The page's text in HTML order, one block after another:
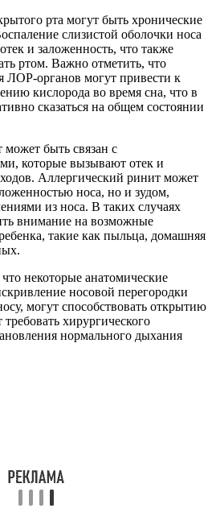
рта могут быть хронические
слизистой оболочки носа
и заложенность, что также
ртом. Важно отметить, что
ЛОР-органов могут привести к
кислорода во время сна, что в
сказаться на общем состоянии
быть связан с
которые вызывают отек и
Аллергический ринит может
носа, но и зудом,
из носа. В таких случаях
внимание на возможные
такие как пыльца, домашняя
некоторые анатомические
носовой перегородки
могут способствовать открытию
хирургического
нормального дыхания